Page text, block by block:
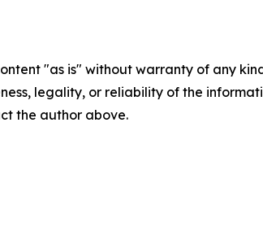
"as is" without warranty of any
legality, or reliability of the
the author above.